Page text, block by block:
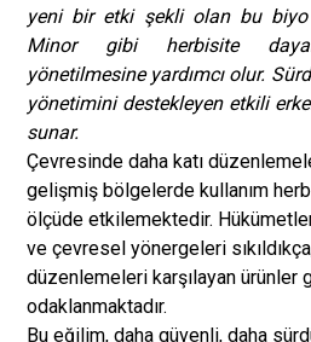
yeni bir etki şekli olan bu biyo
Minor gibi herbisite
yönetilmesine yardımcı olur.
yönetimini destekleyen etkili
sunar.
Çevresinde daha katı
gelişmiş bölgelerde kullanım
ölçüde etkilemektedir.
ve çevresel yönergeleri
düzenlemeleri karşılayan ürünler
odaklanmaktadır.
Bu eğilim, daha güvenli, daha